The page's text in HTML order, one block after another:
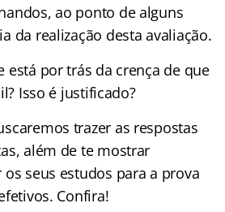
ao ponto de alguns
da realização desta avaliação.
está por trás da crença de que
Isso é justificado?
trazer as respostas
além de te mostrar
seus estudos para a prova
Confira!